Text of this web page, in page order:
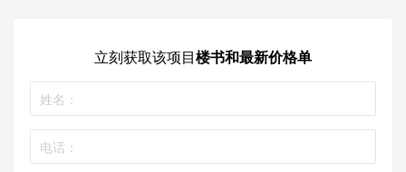
立刻获取该项目楼书和最新价格单